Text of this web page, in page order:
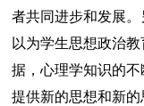
者共同进步和发展
以为学生思想政治
据，心理学知识的
提供新的思想和新